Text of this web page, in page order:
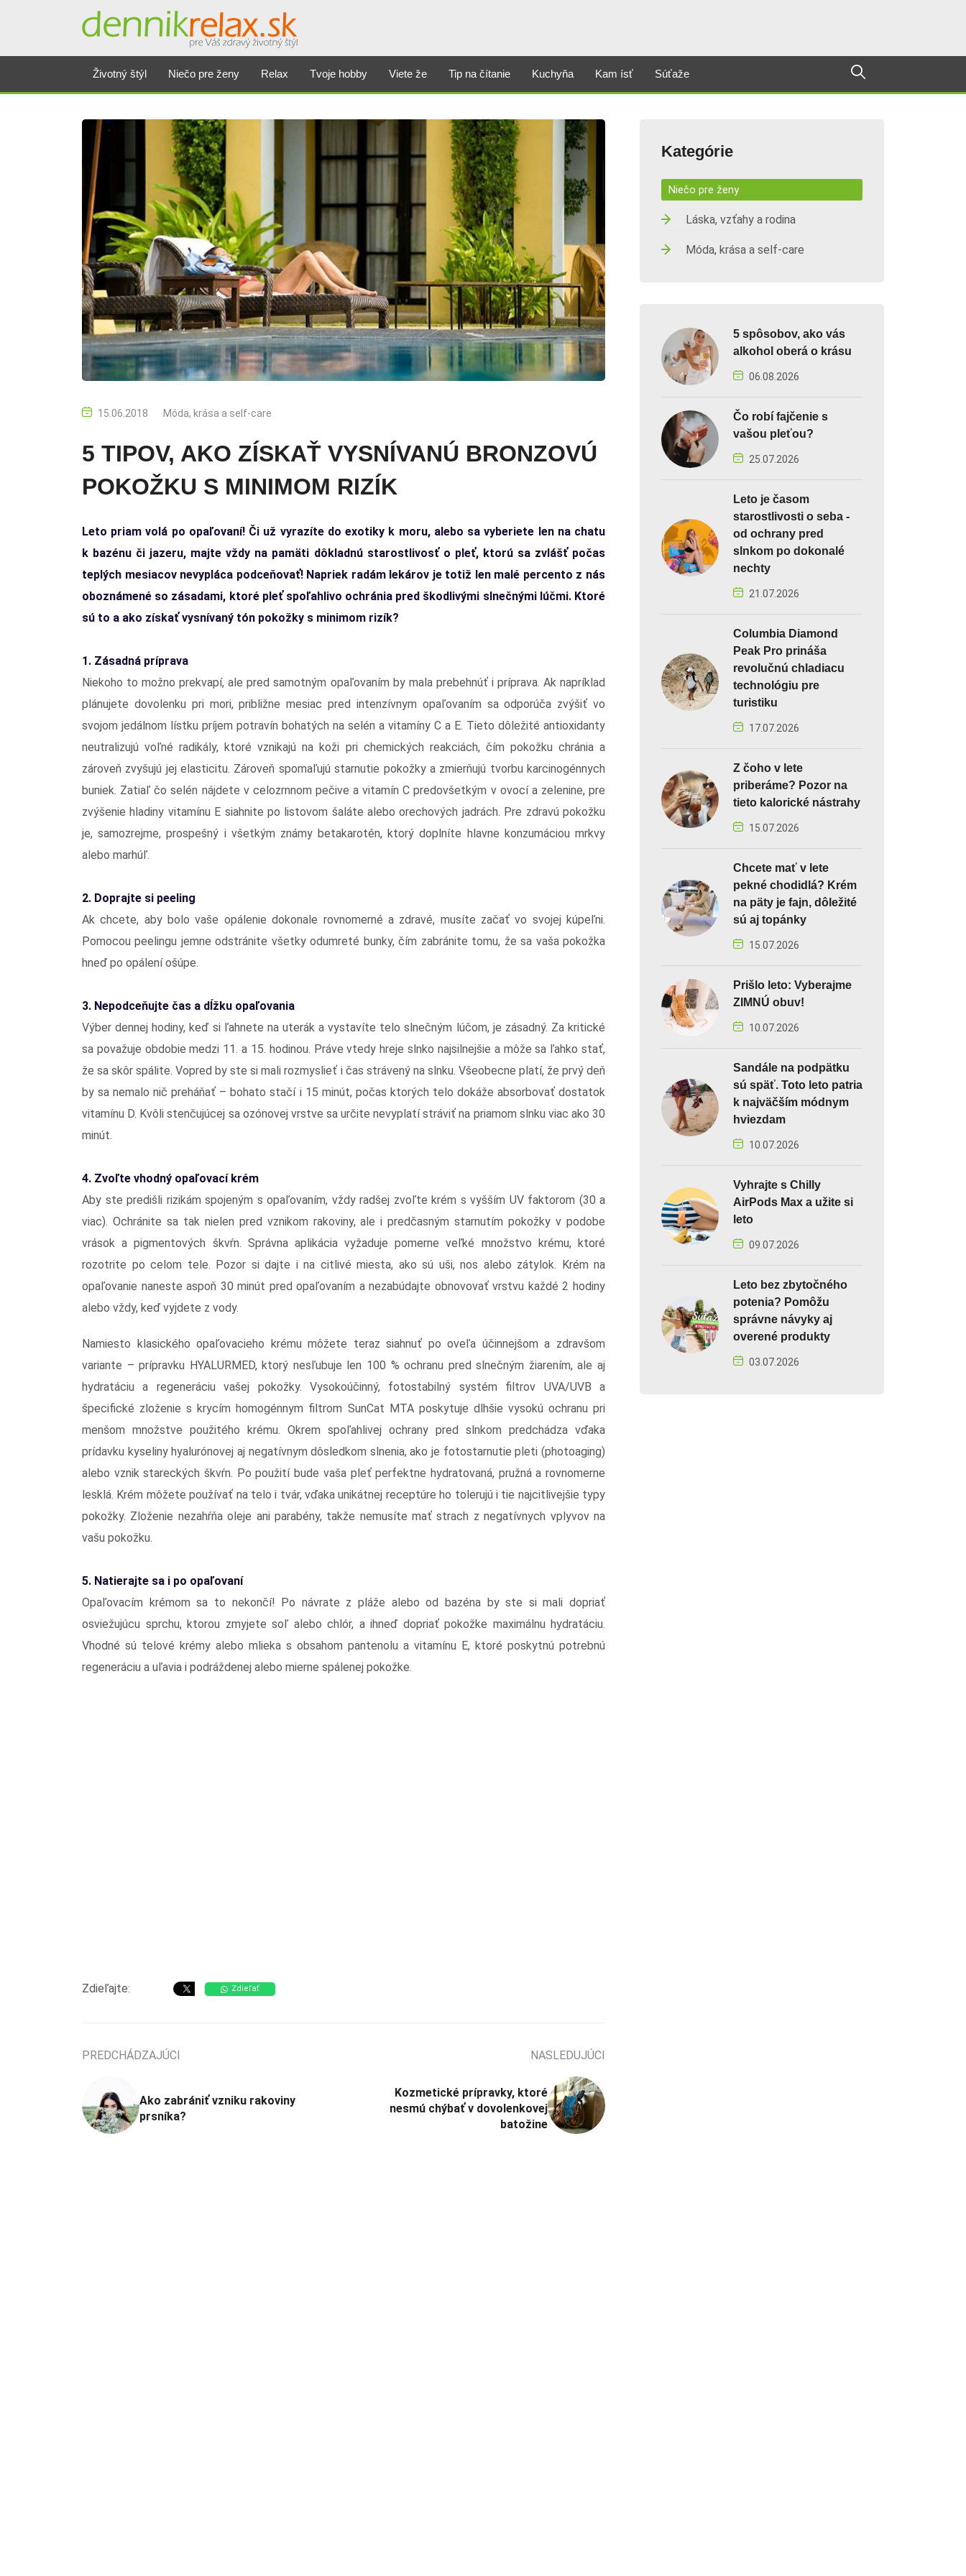
Životný štýl Niečo pre ženy Relax Tvoje hobby Viete že Tip na čítanie Kuchyňa Kam ísť Súťaže
15.06.2018 Móda, krása a self-care
5 TIPOV, AKO ZÍSKAŤ VYSNÍVANÚ BRONZOVÚ
POKOŽKU S MINIMOM RIZÍK
Leto priam volá po opaľovaní! Či už vyrazíte do exotiky k moru, alebo sa vyberiete len na chatu
k bazénu či jazeru, majte vždy na pamäti dôkladnú starostlivosť o pleť, ktorú sa zvlášť počas
teplých mesiacov nevypláca podceňovať! Napriek radám lekárov je totiž len malé percento z nás
oboznámené so zásadami, ktoré pleť spoľahlivo ochránia pred škodlivými slnečnými lúčmi. Ktoré
sú to a ako získať vysnívaný tón pokožky s minimom rizík?
1. Zásadná príprava
Niekoho to možno prekvapí, ale pred samotným opaľovaním by mala prebehnúť i príprava. Ak napríklad
plánujete dovolenku pri mori, približne mesiac pred intenzívnym opaľovaním sa odporúča zvýšiť vo
svojom jedálnom lístku príjem potravín bohatých na selén a vitamíny C a E. Tieto dôležité antioxidanty
neutralizujú voľné radikály, ktoré vznikajú na koži pri chemických reakciách, čím pokožku chránia a
zároveň zvyšujú jej elasticitu. Zároveň spomaľujú starnutie pokožky a zmierňujú tvorbu karcinogénnych
buniek. Zatiaľ čo selén nájdete v celozrnnom pečive a vitamín C predovšetkým v ovocí a zelenine, pre
zvýšenie hladiny vitamínu E siahnite po listovom šaláte alebo orechových jadrách. Pre zdravú pokožku
je, samozrejme, prospešný i všetkým známy betakarotén, ktorý doplníte hlavne konzumáciou mrkvy
alebo marhúľ.
2. Doprajte si peeling
Ak chcete, aby bolo vaše opálenie dokonale rovnomerné a zdravé, musíte začať vo svojej kúpeľni.
Pomocou peelingu jemne odstránite všetky odumreté bunky, čím zabránite tomu, že sa vaša pokožka
hneď po opálení ošúpe.
3. Nepodceňujte čas a dĺžku opaľovania
Výber dennej hodiny, keď si ľahnete na uterák a vystavíte telo slnečným lúčom, je zásadný. Za kritické
sa považuje obdobie medzi 11. a 15. hodinou. Práve vtedy hreje slnko najsilnejšie a môže sa ľahko stať,
že sa skôr spálite. Vopred by ste si mali rozmyslieť i čas strávený na slnku. Všeobecne platí, že prvý deň
by sa nemalo nič preháňať – bohato stačí i 15 minút, počas ktorých telo dokáže absorbovať dostatok
vitamínu D. Kvôli stenčujúcej sa ozónovej vrstve sa určite nevyplatí stráviť na priamom slnku viac ako 30
minút.
4. Zvoľte vhodný opaľovací krém
Aby ste predišli rizikám spojeným s opaľovaním, vždy radšej zvoľte krém s vyšším UV faktorom (30 a
viac). Ochránite sa tak nielen pred vznikom rakoviny, ale i predčasným starnutím pokožky v podobe
vrások a pigmentových škvŕn. Správna aplikácia vyžaduje pomerne veľké množstvo krému, ktoré
rozotrite po celom tele. Pozor si dajte i na citlivé miesta, ako sú uši, nos alebo zátylok. Krém na
opaľovanie naneste aspoň 30 minút pred opaľovaním a nezabúdajte obnovovať vrstvu každé 2 hodiny
alebo vždy, keď vyjdete z vody.
Namiesto klasického opaľovacieho krému môžete teraz siahnuť po oveľa účinnejšom a zdravšom
variante – prípravku HYALURMED, ktorý nesľubuje len 100 % ochranu pred slnečným žiarením, ale aj
hydratáciu a regeneráciu vašej pokožky. Vysokoúčinný, fotostabilný systém filtrov UVA/UVB a
špecifické zloženie s krycím homogénnym filtrom SunCat MTA poskytuje dlhšie vysokú ochranu pri
menšom množstve použitého krému. Okrem spoľahlivej ochrany pred slnkom predchádza vďaka
prídavku kyseliny hyalurónovej aj negatívnym dôsledkom slnenia, ako je fotostarnutie pleti (photoaging)
alebo vznik stareckých škvŕn. Po použití bude vaša pleť perfektne hydratovaná, pružná a rovnomerne
lesklá. Krém môžete používať na telo i tvár, vďaka unikátnej receptúre ho tolerujú i tie najcitlivejšie typy
pokožky. Zloženie nezahŕňa oleje ani parabény, takže nemusíte mať strach z negatívnych vplyvov na
vašu pokožku.
5. Natierajte sa i po opaľovaní
Opaľovacím krémom sa to nekončí! Po návrate z pláže alebo od bazéna by ste si mali dopriať
osviežujúcu sprchu, ktorou zmyjete soľ alebo chlór, a ihneď dopriať pokožke maximálnu hydratáciu.
Vhodné sú telové krémy alebo mlieka s obsahom pantenolu a vitamínu E, ktoré poskytnú potrebnú
regeneráciu a uľavia i podráždenej alebo mierne spálenej pokožke.
Zdieľajte: Zdieľať
PREDCHÁDZAJÚCI
Ako zabrániť vzniku rakoviny
prsníka?
NASLEDUJÚCI
Kozmetické prípravky, ktoré
nesmú chýbať v dovolenkovej
batožine
Kategórie
Niečo pre ženy
Láska, vzťahy a rodina
Móda, krása a self-care
5 spôsobov, ako vás
alkohol oberá o krásu
06.08.2026
Čo robí fajčenie s
vašou pleťou?
25.07.2026
Leto je časom
starostlivosti o seba -
od ochrany pred
slnkom po dokonalé
nechty
21.07.2026
Columbia Diamond
Peak Pro prináša
revolučnú chladiacu
technológiu pre
turistiku
17.07.2026
Z čoho v lete
priberáme? Pozor na
tieto kalorické nástrahy
15.07.2026
Chcete mať v lete
pekné chodidlá? Krém
na päty je fajn, dôležité
sú aj topánky
15.07.2026
Prišlo leto: Vyberajme
ZIMNÚ obuv!
10.07.2026
Sandále na podpätku
sú späť. Toto leto patria
k najväčším módnym
hviezdam
10.07.2026
Vyhrajte s Chilly
AirPods Max a užite si
leto
09.07.2026
Leto bez zbytočného
potenia? Pomôžu
správne návyky aj
overené produkty
03.07.2026